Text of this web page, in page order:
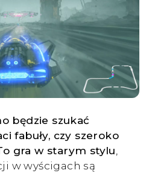
będzie szukać
fabuły, czy szeroko
gra w starym stylu
w wyścigach są